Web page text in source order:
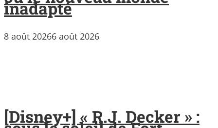
inadapté
8 août 20266 août 2026
[Disney+] « R.J. Decker » :